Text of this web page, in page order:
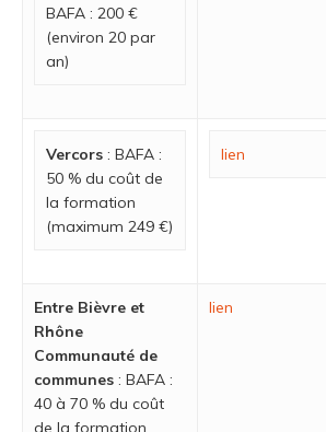
BAFA : 200 €
(environ 20 par
an)
Vercors: BAFA :
50 % du coût de
la formation
(maximum 249 €)
lien
Entre Bièvre et
Rhône
Communauté de
communes: BAFA :
40 à 70 % du coût
de la formation
lien